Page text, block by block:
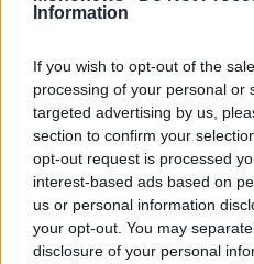
Information
If you wish to opt-out of the
processing of your personal or
targeted advertising by us,
section to confirm your
opt-out request is processed
interest-based ads based on
us or personal information
your opt-out. You may
disclosure of your personal
αποδείχθηκε ότι δεν
τους ήταν
αποδεικνύεται από
εγκατέλειψαν όταν
να τους παρέχει
Μόλις κατάλαβαν
επανεκλεγούν ξεχάσαν